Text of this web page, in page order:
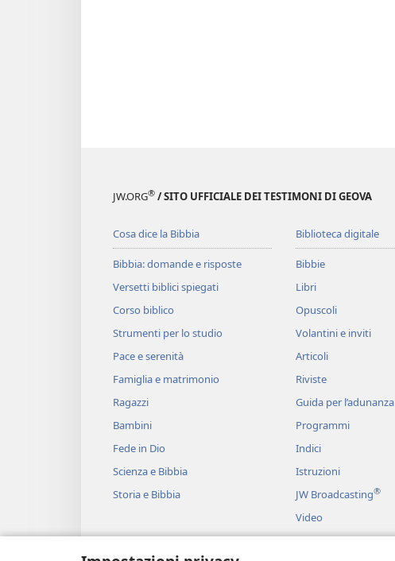
JW.ORG® / SITO UFFICIALE DEI TESTIMONI DI GEOVA
Cosa dice la Bibbia
Bibbia: domande e risposte
Versetti biblici spiegati
Corso biblico
Strumenti per lo studio
Pace e serenità
Famiglia e matrimonio
Ragazzi
Bambini
Fede in Dio
Scienza e Bibbia
Storia e Bibbia
Biblioteca digitale
Bibbie
Libri
Opuscoli
Volantini e inviti
Articoli
Riviste
Guida per l’adunanza
Programmi
Indici
Istruzioni
JW Broadcasting®
Video
Musica